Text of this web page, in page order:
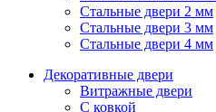
Стальные двери 2 мм
Стальные двери 3 мм
Стальные двери 4 мм
Декоративные двери
Витражные двери
С ковкой